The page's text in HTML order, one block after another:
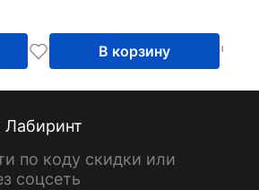
В корзину
по коду скидки или
соцсеть